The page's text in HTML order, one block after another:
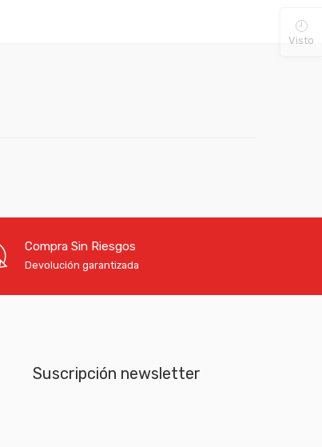
Compra Sin Riesgos
Devolución garantizada
Suscripción newsletter
Visto